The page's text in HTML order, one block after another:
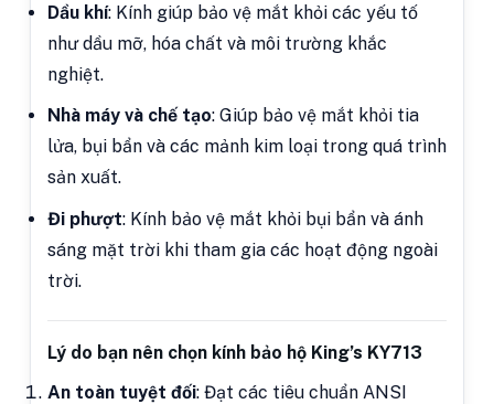
Dầu khí: Kính giúp bảo vệ mắt khỏi các yếu tố
như dầu mỡ, hóa chất và môi trường khắc
nghiệt.
Nhà máy và chế tạo: Giúp bảo vệ mắt khỏi tia
lửa, bụi bẩn và các mảnh kim loại trong quá trình
sản xuất.
Đi phượt: Kính bảo vệ mắt khỏi bụi bẩn và ánh
sáng mặt trời khi tham gia các hoạt động ngoài
trời.
Lý do bạn nên chọn kính bảo hộ King’s KY713
An toàn tuyệt đối: Đạt các tiêu chuẩn ANSI